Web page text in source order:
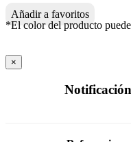
Añadir a favoritos
*El color del producto
×